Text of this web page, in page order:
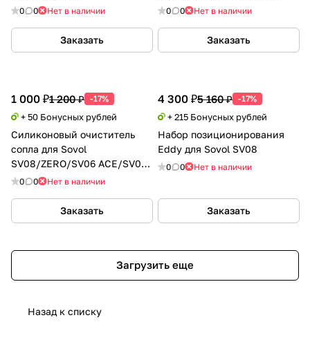
0 0 Нет в наличии
Заказать
0 0 Нет в наличии
Заказать
1 000 ₽1 200 ₽ -17%
+ 50 Бонусных рублей
Силиконовый очиститель
сопла для Sovol
SV08/ZERO/SV06 ACE/SV06P
ACE
0 0 Нет в наличии
Заказать
4 300 ₽5 160 ₽ -17%
+ 215 Бонусных рублей
Набор позиционирования
Eddy для Sovol SV08
0 0 Нет в наличии
Заказать
Загрузить еще
Назад к списку